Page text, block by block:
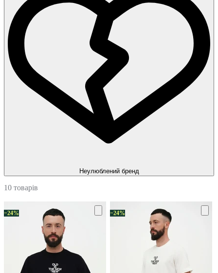
Неулюблений бренд
10 товарів
−24% −24%